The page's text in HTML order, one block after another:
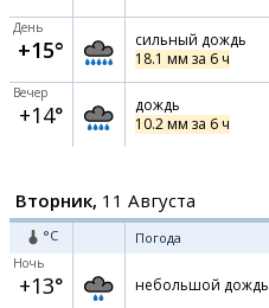
День
+15°
сильный дождь
18.1 мм за 6 ч
Вечер
+14°
дождь
10.2 мм за 6 ч
Вторник, 11 Августа
°C Погода
Ночь
+13° небольшой дождь